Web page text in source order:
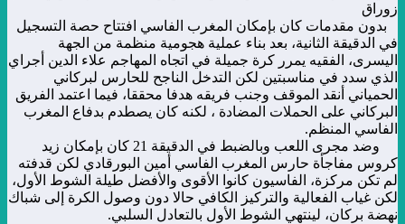
زوراق
بدون مقدمات كان بإمكان المغرب الفاسي افتتاح حصة التسجيل
في الدقيقة الثانية، بعد بناء عملية هجومية منظمة من الجهة
اليسرى، الفقيه يمرر كرة جميلة في اتجاه المهاجم علاء الدين أجراي
الذي سدد في مناسبتين لكن التدخل الناجح للحارس لبركاني
الحمياني أنقد الموقف وجنب فريقه هدفا محققا، فيما اعتمد الفريق
البركاني على الحملات المضادة ، لكنه كان يصطدم بدفاع المغرب
الفاسي المنظم.
وضد مجرى اللعب وبالضبط في الدقيقة 21 كان بإمكان زيد
كروس مفاجأة حارس المغرب الفاسي أمين البورقادي لكن قدفته
لم تكن مركزة، الفاسيون كانوا الأقوى والأفضل طيلة الشوط الأول،
لكن غياب الفعالية والتركيز الكافي حالا دون وصول الكرة إلى شباك
نهضة بركان، لينتهي الشوط الأول بالتعادل السلبي.